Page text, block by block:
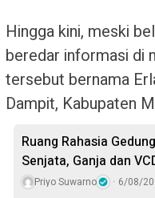
Hingga kini, meski
beredar informasi di
tersebut bernama
Dampit, Kabupaten
Ruang Rahasia
Senjata, Ganja dan
Priyo Suwarno 6/08/